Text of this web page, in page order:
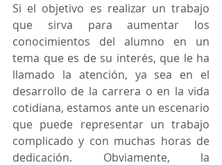
Si el objetivo es realizar un trabajo
que sirva para aumentar los
conocimientos del alumno en un
tema que es de su interés, que le ha
llamado la atención, ya sea en el
desarrollo de la carrera o en la vida
cotidiana, estamos ante un escenario
que puede representar un trabajo
complicado y con muchas horas de
dedicación. Obviamente, la